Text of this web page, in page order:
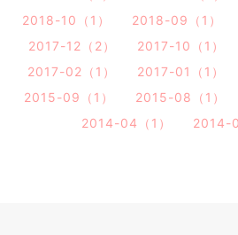
2018-10（1） 2018-09（1）
2017-12（2） 2017-10（1）
2017-02（1） 2017-01（1）
2015-09（1） 2015-08（1）
2014-04（1）
2014-